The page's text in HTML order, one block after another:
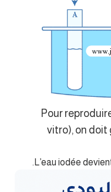
Pour
vitro), on doit
L’eau iodée